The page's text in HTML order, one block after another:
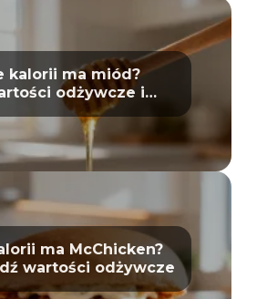
kalorii ma miód?
odżywcze i
właściwości
ma McChicken?
wartości odżywcze